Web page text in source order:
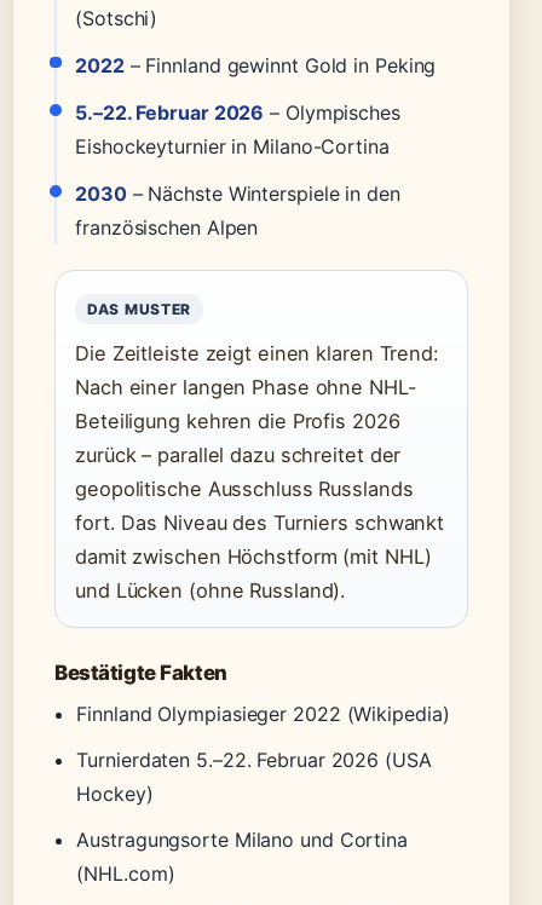
(Sotschi)
2022– Finnland gewinnt Gold in Peking
5.–22. Februar 2026 – Olympisches
Eishockeyturnier in Milano-Cortina
2030– Nächste Winterspiele in den
französischen Alpen
DAS MUSTER
Die Zeitleiste zeigt einen klaren Trend:
Nach einer langen Phase ohne NHL-
Beteiligung kehren die Profis 2026
zurück – parallel dazu schreitet der
geopolitische Ausschluss Russlands
fort. Das Niveau des Turniers schwankt
damit zwischen Höchstform (mit NHL)
und Lücken (ohne Russland).
Bestätigte Fakten
Finnland Olympiasieger 2022 (Wikipedia)
Turnierdaten 5.–22. Februar 2026 (USA
Hockey)
Austragungsorte Milano und Cortina
(NHL.com)